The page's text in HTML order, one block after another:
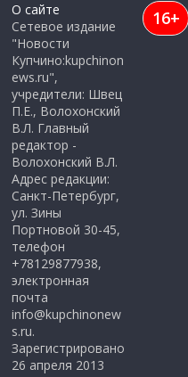
О сайте
Сетевое издание
"Новости
Купчино:kupchinon
ews.ru",
учредители: Швец
П.Е., Волохонский
В.Л. Главный
редактор -
Волохонский В.Л.
Адрес редакции:
Санкт-Петербург,
ул. Зины
Портновой 30-45,
телефон
+78129877938,
электронная
почта
info@kupchinonew
s.ru.
Зарегистрировано
26 апреля 2013
16+